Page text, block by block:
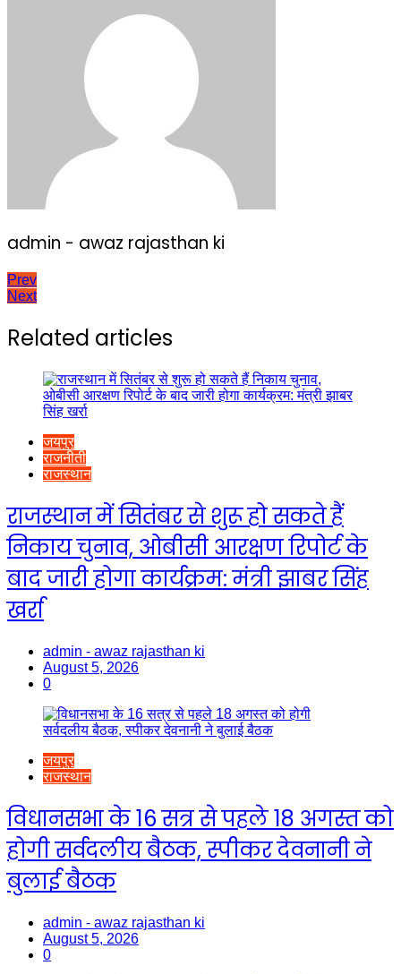
admin - awaz rajasthan ki
Post
Prev
Next
Related articles
जयपुर
राजनीती
राजस्थान
राजस्थान में सितंबर से शुरू हो सकते हैं
निकाय चुनाव, ओबीसी आरक्षण रिपोर्ट के
बाद जारी होगा कार्यक्रम: मंत्री झाबर सिंह
खर्रा
admin - awaz rajasthan ki
August 5, 2026
0
जयपुर
राजस्थान
विधानसभा के 16 सत्र से पहले 18 अगस्त को
होगी सर्वदलीय बैठक, स्पीकर देवनानी ने
बुलाई बैठक
admin - awaz rajasthan ki
August 5, 2026
0